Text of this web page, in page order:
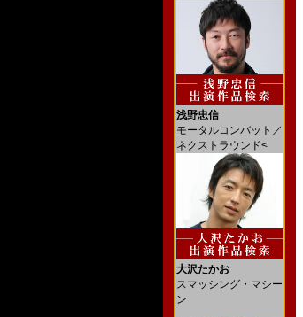
浅野忠信
モータルコンバット／
ネクストラウンド<
大沢たかお
スマッシング・マシー
ン